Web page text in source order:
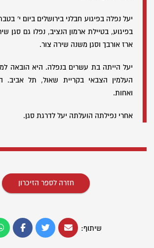
בפיגוע, בטיילת ארמון הנציב, נפלו גם סגן
ארז אורבך וסגן משנה שירה צור.
יעל הייתה בת עשרים בנפלה. היא הובאה
העלמין הצבאי בקריית שאול, תל אביב.
ואחות.
אחרי נפילתה הועלתה יעל לדרגת סגן.
חזרה לספר הזיכרון
שיתוף: